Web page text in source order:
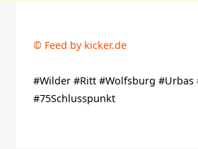
© Feed by kicker.de
#Wilder #Ritt #Wolfsburg #Urbas
#75Schlusspunkt